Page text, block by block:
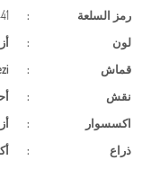
رمز السلعة :
لون
:
قماش
:
نقش
:
اكسسوار
:
ذراع
: